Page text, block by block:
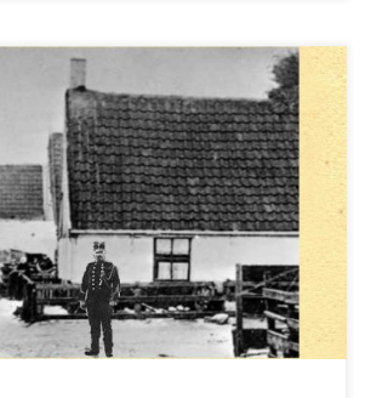
de meest markante Smit-
felle karakter spreekt uit de
directe superieur, de
Urk.